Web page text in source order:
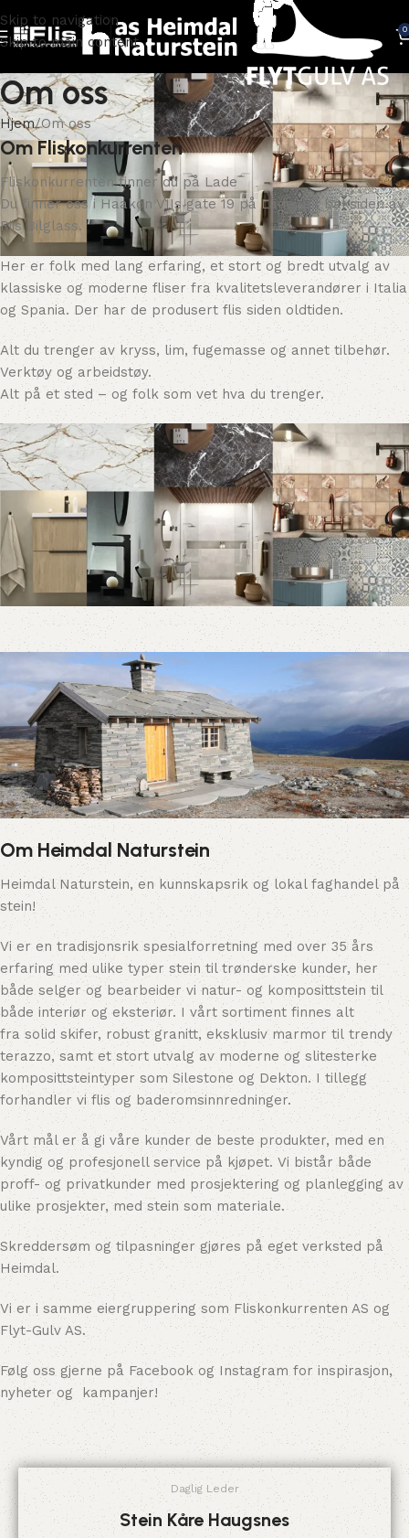
Skip to navigation
Skip to main content
0
Om oss
Hjem Om oss
Om Fliskonkurrenten
Fliskonkurrenten finner du på Lade
Du finner oss i Haakon VIIs gate 19 på Lade, på baksiden av
Riis Bilglass.
Her er folk med lang erfaring, et stort og bredt utvalg av
klassiske og moderne fliser fra kvalitetsleverandører i Italia
og Spania. Der har de produsert flis siden oldtiden.
Alt du trenger av kryss, lim, fugemasse og annet tilbehør.
Verktøy og arbeidstøy.
Alt på et sted – og folk som vet hva du trenger.
Om Heimdal Naturstein
Heimdal Naturstein, en kunnskapsrik og lokal faghandel på
stein!
Vi er en tradisjonsrik spesialforretning med over 35 års
erfaring med ulike typer stein til trønderske kunder, her
både selger og bearbeider vi natur- og komposittstein til
både interiør og eksteriør. I vårt sortiment finnes alt
fra solid skifer, robust granitt, eksklusiv marmor til trendy
terazzo, samt et stort utvalg av moderne og slitesterke
komposittsteintyper som Silestone og Dekton. I tillegg
forhandler vi flis og baderomsinnredninger.
Vårt mål er å gi våre kunder de beste produkter, med en
kyndig og profesjonell service på kjøpet. Vi bistår både
proff- og privatkunder med prosjektering og planlegging av
ulike prosjekter, med stein som materiale.
Skreddersøm og tilpasninger gjøres på eget verksted på
Heimdal.
Vi er i samme eiergruppering som Fliskonkurrenten AS og
Flyt-Gulv AS.
Følg oss gjerne på Facebook og Instagram for inspirasjon,
nyheter og kampanjer!
Daglig Leder
Stein Kåre Haugsnes